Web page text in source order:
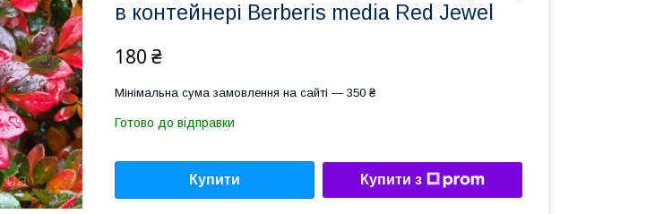
в контейнері Berberis media Red Jewel
180 ₴
Мінімальна сума замовлення на сайті — 350 ₴
Готово до відправки
Купити Купити з